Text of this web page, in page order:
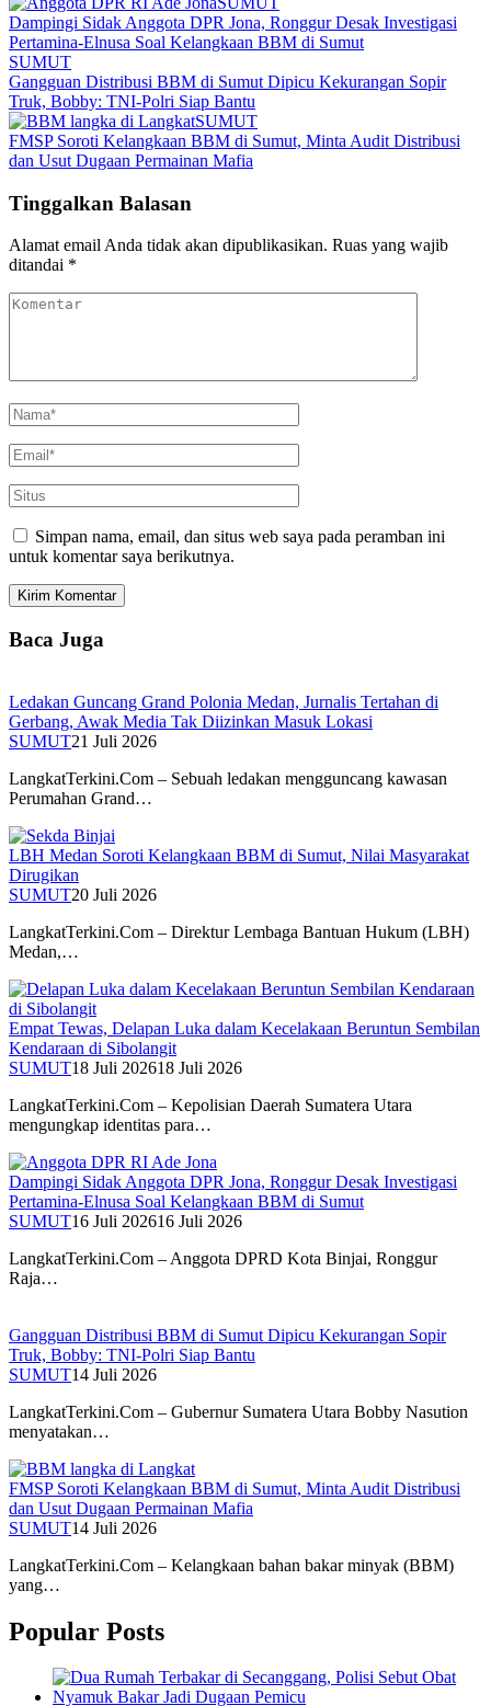
Dampingi Sidak Anggota DPR Jona, Ronggur Desak Investigasi
Pertamina-Elnusa Soal Kelangkaan BBM di Sumut
SUMUT
Gangguan Distribusi BBM di Sumut Dipicu Kekurangan Sopir
Truk, Bobby: TNI-Polri Siap Bantu
SUMUT
FMSP Soroti Kelangkaan BBM di Sumut, Minta Audit Distribusi
dan Usut Dugaan Permainan Mafia
Tinggalkan Balasan
Alamat email Anda tidak akan dipublikasikan. Ruas yang wajib
ditandai *
Simpan nama, email, dan situs web saya pada peramban ini
untuk komentar saya berikutnya.
Baca Juga
Ledakan Guncang Grand Polonia Medan, Jurnalis Tertahan di
Gerbang, Awak Media Tak Diizinkan Masuk Lokasi
SUMUT21 Juli 2026
LangkatTerkini.Com – Sebuah ledakan mengguncang kawasan
Perumahan Grand…
LBH Medan Soroti Kelangkaan BBM di Sumut, Nilai Masyarakat
Dirugikan
SUMUT20 Juli 2026
LangkatTerkini.Com – Direktur Lembaga Bantuan Hukum (LBH)
Medan,…
Empat Tewas, Delapan Luka dalam Kecelakaan Beruntun Sembilan
Kendaraan di Sibolangit
SUMUT18 Juli 202618 Juli 2026
LangkatTerkini.Com – Kepolisian Daerah Sumatera Utara
mengungkap identitas para…
Dampingi Sidak Anggota DPR Jona, Ronggur Desak Investigasi
Pertamina-Elnusa Soal Kelangkaan BBM di Sumut
SUMUT16 Juli 202616 Juli 2026
LangkatTerkini.Com – Anggota DPRD Kota Binjai, Ronggur
Raja…
Gangguan Distribusi BBM di Sumut Dipicu Kekurangan Sopir
Truk, Bobby: TNI-Polri Siap Bantu
SUMUT14 Juli 2026
LangkatTerkini.Com – Gubernur Sumatera Utara Bobby Nasution
menyatakan…
FMSP Soroti Kelangkaan BBM di Sumut, Minta Audit Distribusi
dan Usut Dugaan Permainan Mafia
SUMUT14 Juli 2026
LangkatTerkini.Com – Kelangkaan bahan bakar minyak (BBM)
yang…
Popular Posts